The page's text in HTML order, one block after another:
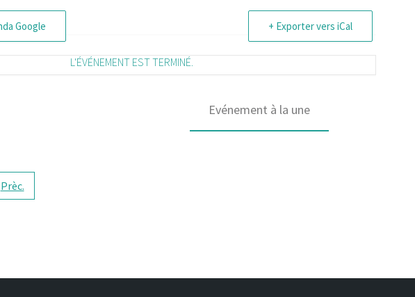
Google + Exporter vers iCal
L'ÉVÉNEMENT EST TERMINÉ.
Evénement à la une
Prèc.